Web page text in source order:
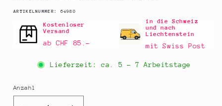
ARTIKELNUMMER: SKU:
64980
Kostenloser
Versand
ab CHF 85.–
in die Schweiz
und nach
Liechtenstein
mit Swiss Post
Lieferzeit: ca. 5 - 7 Arbeitstage
Anzahl
Anzahl